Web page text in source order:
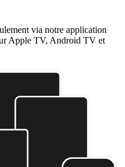
via notre application
Apple TV, Android TV et